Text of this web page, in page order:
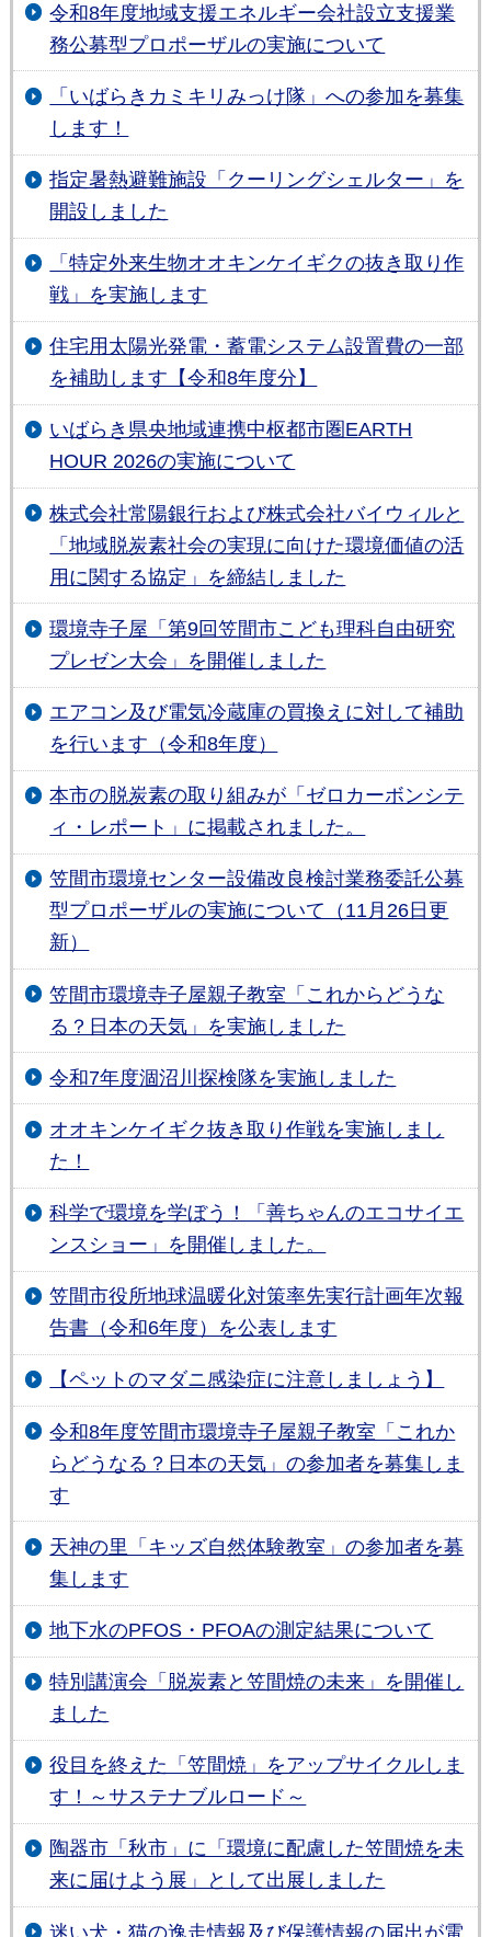
令和8年度地域支援エネルギー会社設立支援業
務公募型プロポーザルの実施について
「いばらきカミキリみっけ隊」への参加を募集
します！
指定暑熱避難施設「クーリングシェルター」を
開設しました
「特定外来生物オオキンケイギクの抜き取り作
戦」を実施します
住宅用太陽光発電・蓄電システム設置費の一部
を補助します【令和8年度分】
いばらき県央地域連携中枢都市圏EARTH
HOUR 2026の実施について
株式会社常陽銀行および株式会社バイウィルと
「地域脱炭素社会の実現に向けた環境価値の活
用に関する協定」を締結しました
環境寺子屋「第9回笠間市こども理科自由研究
プレゼン大会」を開催しました
エアコン及び電気冷蔵庫の買換えに対して補助
を行います（令和8年度）
本市の脱炭素の取り組みが「ゼロカーボンシテ
ィ・レポート」に掲載されました。
笠間市環境センター設備改良検討業務委託公募
型プロポーザルの実施について（11月26日更
新）
笠間市環境寺子屋親子教室「これからどうな
る？日本の天気」を実施しました
令和7年度涸沼川探検隊を実施しました
オオキンケイギク抜き取り作戦を実施しまし
た！
科学で環境を学ぼう！「善ちゃんのエコサイエ
ンスショー」を開催しました。
笠間市役所地球温暖化対策率先実行計画年次報
告書（令和6年度）を公表します
【ペットのマダニ感染症に注意しましょう】
令和8年度笠間市環境寺子屋親子教室「これか
らどうなる？日本の天気」の参加者を募集しま
す
天神の里「キッズ自然体験教室」の参加者を募
集します
地下水のPFOS・PFOAの測定結果について
特別講演会「脱炭素と笠間焼の未来」を開催し
ました
役目を終えた「笠間焼」をアップサイクルしま
す！～サステナブルロード～
陶器市「秋市」に「環境に配慮した笠間焼を未
来に届けよう展」として出展しました
迷い犬・猫の逸走情報及び保護情報の届出が電